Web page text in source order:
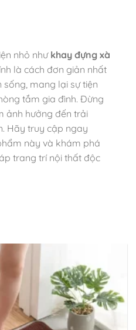
nhỏ như khay đựng xà
là cách đơn giản nhất
mang lại sự tiện
tắm gia đình. Đừng
ảnh hưởng đến trải
Hãy truy cập ngay
này và khám phá
trang trí nội thất độc